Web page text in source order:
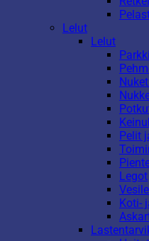
Lelut
Lelut
Pelit
Legot
Koti-